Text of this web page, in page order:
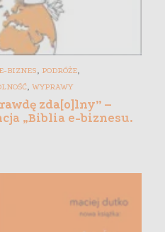
E-BIZNES PODRÓŻE
WYPRAWY
zda[o]lny” –
„Biblia e-biznesu.